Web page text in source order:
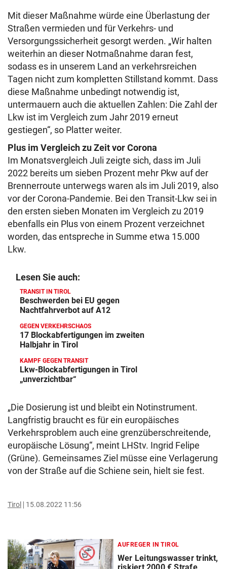
Mit dieser Maßnahme würde eine Überlastung der
Straßen vermieden und für Verkehrs- und
Versorgungssicherheit gesorgt werden. „Wir halten
weiterhin an dieser Notmaßnahme daran fest,
sodass es in unserem Land an verkehrsreichen
Tagen nicht zum kompletten Stillstand kommt. Dass
diese Maßnahme unbedingt notwendig ist,
untermauern auch die aktuellen Zahlen: Die Zahl der
Lkw ist im Vergleich zum Jahr 2019 erneut
gestiegen“, so Platter weiter.
Plus im Vergleich zu Zeit vor Corona
Im Monatsvergleich Juli zeigte sich, dass im Juli
2022 bereits um sieben Prozent mehr Pkw auf der
Brennerroute unterwegs waren als im Juli 2019, also
vor der Corona-Pandemie. Bei den Transit-Lkw sei in
den ersten sieben Monaten im Vergleich zu 2019
ebenfalls ein Plus von einem Prozent verzeichnet
worden, das entspreche in Summe etwa 15.000
Lkw.
Lesen Sie auch:
TRANSIT IN TIROL
Beschwerden bei EU gegen
Nachtfahrverbot auf A12
GEGEN VERKEHRSCHAOS
17 Blockabfertigungen im zweiten
Halbjahr in Tirol
KAMPF GEGEN TRANSIT
Lkw-Blockabfertigungen in Tirol
„unverzichtbar“
„Die Dosierung ist und bleibt ein Notinstrument.
Langfristig braucht es für ein europäisches
Verkehrsproblem auch eine grenzüberschreitende,
europäische Lösung“, meint LHStv. Ingrid Felipe
(Grüne). Gemeinsames Ziel müsse eine Verlagerung
von der Straße auf die Schiene sein, hielt sie fest.
Tirol 15.08.2022 11:56
AUFREGER IN TIROL
Wer Leitungswasser trinkt,